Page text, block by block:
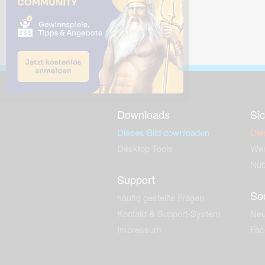
Downloads
Dieses Bild downloaden
Support